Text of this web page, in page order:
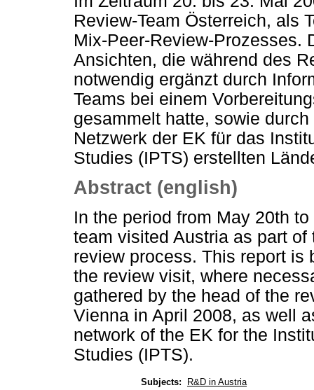
Review-Team Österreich, als
Mix-Peer-Review-Prozesses.
Ansichten, die während des
notwendig ergänzt durch
Teams bei einem
gesammelt hatte, sowie
Netzwerk der EK für das
Studies (IPTS) erstellten
Abstract (english)
In the period from May 20th
team visited Austria as part
review process. This report is
the review visit, where
gathered by the head of the
Vienna in April 2008, as well
network of the EK for the
Studies (IPTS).
Subjects:
R&D in Austria